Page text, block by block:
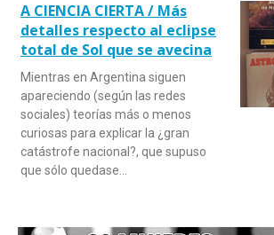
A CIENCIA CIERTA / Más
detalles respecto al eclipse
total de Sol que se avecina
Mientras en Argentina siguen
apareciendo (según las redes
sociales) teorías más o menos
curiosas para explicar la ¿gran
catástrofe nacional?, que supuso
que sólo quedase…